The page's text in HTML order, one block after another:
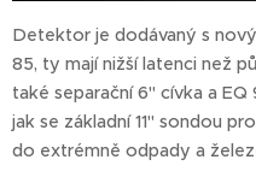
Detektor je dodávaný s
85, ty mají nižší latenci než
také separační 6" cívka a
jak se základní 11" sondou
do extrémně odpady a